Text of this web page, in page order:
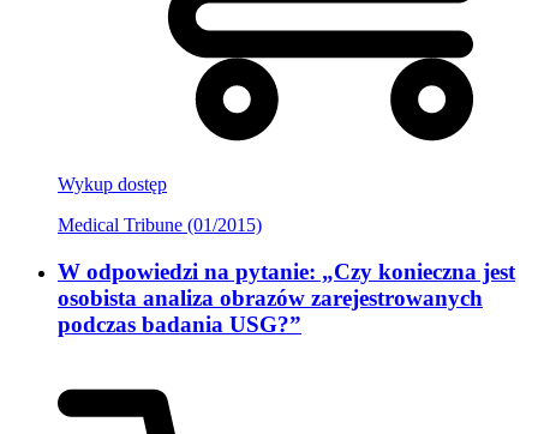
Wykup dostęp
Medical Tribune (01/2015)
W odpowiedzi na pytanie: „Czy konieczna jest
osobista analiza obrazów zarejestrowanych
podczas badania USG?”